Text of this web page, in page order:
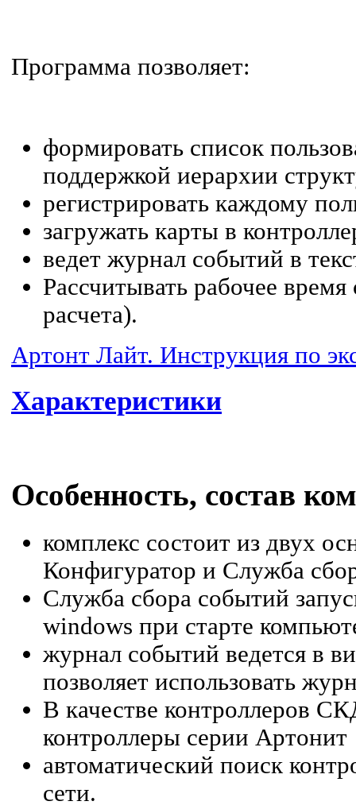
Программа позволяет:
формировать список
поддержкой иерархии
регистрировать каждому
загружать карты в
ведет журнал событий в
Рассчитывать рабочее
расчета).
Артонт Лайт. Инструкция по
Характеристики
Особенность, состав
комплекс состоит из двух
Конфигуратор и Служба
Служба сбора событий
windows при старте
журнал событий ведется в
позволяет использовать
В качестве контроллеров
контроллеры серии Артонит
автоматический поиск
сети.